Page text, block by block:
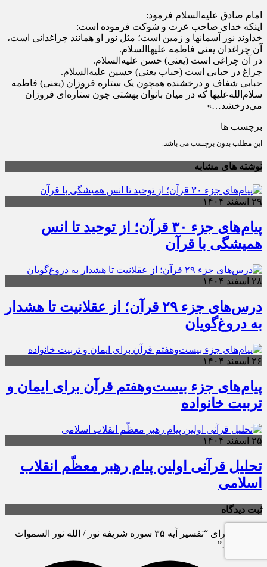
امام صادق علیه‌السلام فرمود:
اینکه خدای صاحب عزت و شوکت فرموده است:
خداوند نور آسمانها و زمین است؛ مثل نور او همانند چراغدانی است،
آن چراغدان یعنی فاطمه علیها‌السلام.
در آن چراغی است (یعنی) حسن علیه‌السلام.
چراغ در حبابی است (حباب یعنی) حسین علیه‌السلام.
حبابی شفاف و درخشنده همچون یک ستاره فروزان (یعنی) فاطمه
سلام‌الله‌علیها که در میان بانوان بهشتی چون ستاره‌ای فروزان
می‌درخشد…»
برچسب ها
این مطلب بدون برچسب می باشد.
نوشته های مشابه
۲۹ اسفند ۱۴۰۴
پیام‌های جزء ۳۰ قرآن؛ از توحید تا انس
همیشگی با قرآن
۲۸ اسفند ۱۴۰۴
درس‌های جزء ۲۹ قرآن؛ از عقلانیت تا هشدار
به دروغ‌گویان
۲۶ اسفند ۱۴۰۴
پیام‌های جزء بیست‌وهفتم قرآن برای ایمان و
تربیت خانواده
۲۵ اسفند ۱۴۰۴
تحلیل قرآنی اولین پیام رهبر معظّم انقلاب
اسلامی
ثبت دیدگاه
۴ دیدگاه برای “تفسیر آیه ۳۵ سوره شریفه نور / الله نور السموات
والارض …”